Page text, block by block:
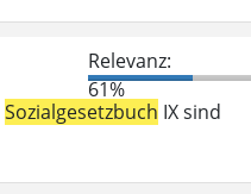
Relevanz:
61%
Sozialgesetzbuch IX sind